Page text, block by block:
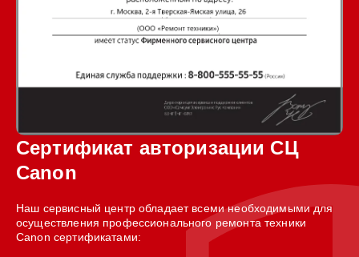
Сертификат авторизации СЦ
Canon
Наш сервисный центр обладает всеми необходимыми для
осуществления профессионального ремонта техники
Canon сертификатами: